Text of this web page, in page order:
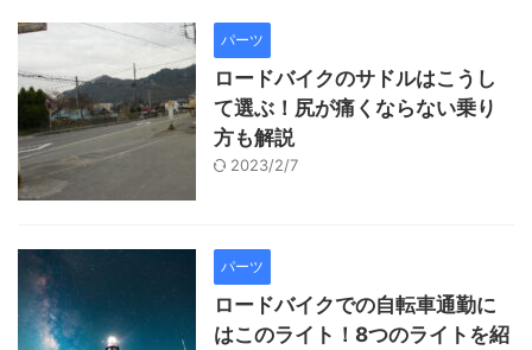
パーツ
ロードバイクのサドルはこうし
て選ぶ！尻が痛くならない乗り
方も解説
2023/2/7
パーツ
ロードバイクでの自転車通勤に
はこのライト！8つのライトを紹